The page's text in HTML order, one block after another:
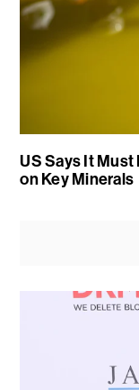
US Says It
on Key Minerals